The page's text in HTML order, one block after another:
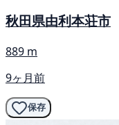
秋田県由利本荘市
889 m
9ヶ月前
保存